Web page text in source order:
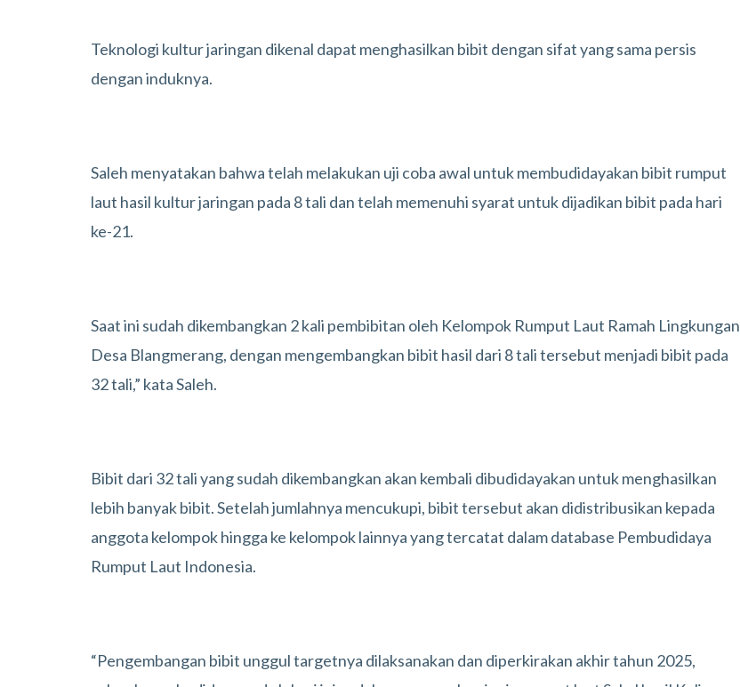
Teknologi kultur jaringan dikenal dapat menghasilkan bibit dengan sifat yang sama persis
dengan induknya.
Saleh menyatakan bahwa telah melakukan uji coba awal untuk membudidayakan bibit rumput
laut hasil kultur jaringan pada 8 tali dan telah memenuhi syarat untuk dijadikan bibit pada hari
ke-21.
Saat ini sudah dikembangkan 2 kali pembibitan oleh Kelompok Rumput Laut Ramah Lingkungan
Desa Blangmerang, dengan mengembangkan bibit hasil dari 8 tali tersebut menjadi bibit pada
32 tali,” kata Saleh.
Bibit dari 32 tali yang sudah dikembangkan akan kembali dibudidayakan untuk menghasilkan
lebih banyak bibit. Setelah jumlahnya mencukupi, bibit tersebut akan didistribusikan kepada
anggota kelompok hingga ke kelompok lainnya yang tercatat dalam database Pembudidaya
Rumput Laut Indonesia.
“Pengembangan bibit unggul targetnya dilaksanakan dan diperkirakan akhir tahun 2025,